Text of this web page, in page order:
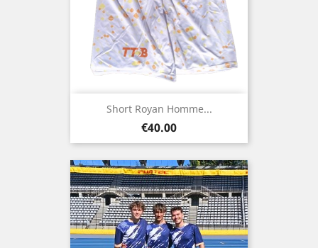
Short Royan Homme...
Price
€40.00